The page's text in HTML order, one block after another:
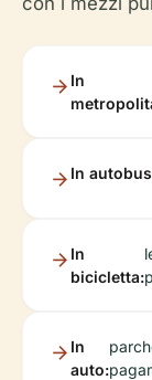
In
In
In
bicicletta:
In
auto: